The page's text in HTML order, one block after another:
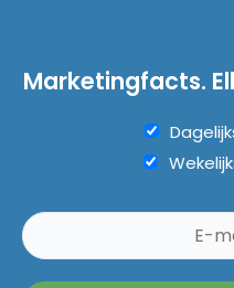
Marketingfacts.